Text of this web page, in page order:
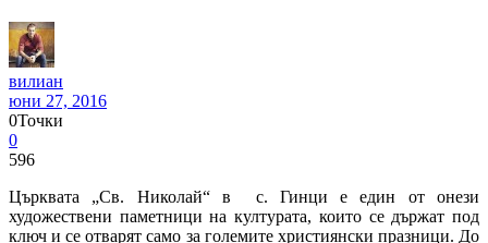
вилиан
юни 27, 2016
0Точки
0
596
Църквата „Св. Николай“ в с. Гинци е един от онези
художествени паметници на културата, които се държат под
ключ и се отварят само за големите християнски празници. До